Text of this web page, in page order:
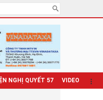
NGHỊ QUYẾT 57 VIDEO